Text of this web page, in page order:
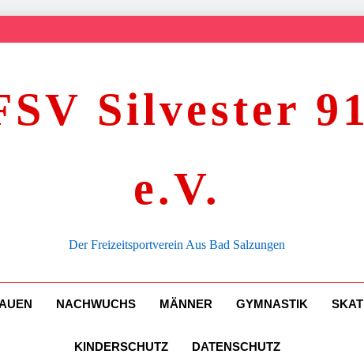
Silvester 91
e.V.
Der Freizeitsportverein Aus Bad Salzungen
NACHWUCHS MÄNNER GYMNASTIK SKAT
KINDERSCHUTZ DATENSCHUTZ